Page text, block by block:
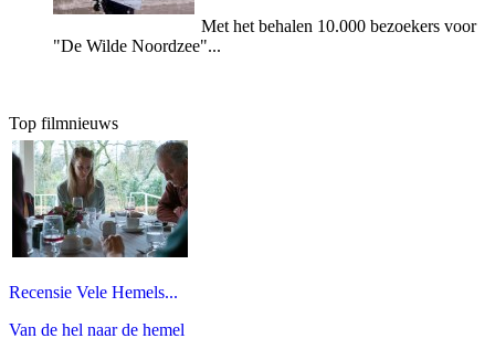
Met het behalen 10.000 bezoekers voor
"De Wilde Noordzee"...
Top filmnieuws
Recensie Vele Hemels...
Van de hel naar de hemel